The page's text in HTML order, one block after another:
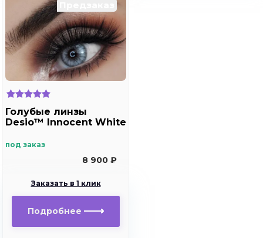
Голубые линзы
Desio™ Innocent White
под заказ
8 900 ₽
Заказать в 1 клик
Подробнее